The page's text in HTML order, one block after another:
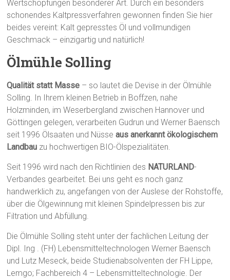
Wertschöpfungen besonderer Art. Durch ein besonders
schonendes Kaltpressverfahren gewonnen finden Sie hier
beides vereint: Kalt gepresstes Öl und vollmundigen
Geschmack – einzigartig und natürlich!
Ölmühle Solling
Qualität statt Masse – so lautet die Devise in der Ölmühle
Solling. In Ihrem kleinen Betrieb in Boffzen, nahe
Holzminden, im Weserbergland zwischen Hannover und
Göttingen gelegen, verarbeiten Gudrun und Werner Baensch
seit 1996 Ölsaaten und Nüsseaus anerkannt ökologischem
Landbau zu hochwertigen BIO-Ölspezialitäten.
Seit 1996 wird nach den Richtlinien des NATURLAND-
Verbandes gearbeitet. Bei uns geht es noch ganz
handwerklich zu, angefangen von der Auslese der Rohstoffe,
über die Ölgewinnung mit kleinen Spindelpressen bis zur
Filtration und Abfüllung.
Die Ölmühle Solling steht unter der fachlichen Leitung der
Dipl. Ing . (FH) Lebensmitteltechnologen Werner Baensch
und Lutz Meseck, beide Studienabsolventen der FH Lippe,
Lemgo; Fachbereich 4 – Lebensmitteltechnologie. Der